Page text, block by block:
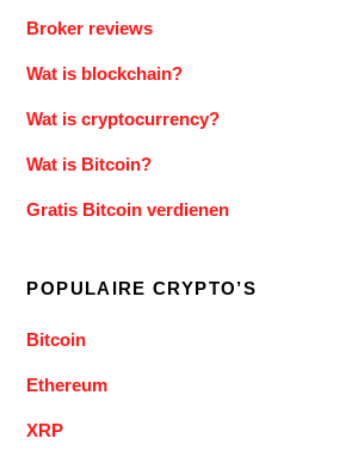
Broker reviews
Wat is blockchain?
Wat is cryptocurrency?
Wat is Bitcoin?
Gratis Bitcoin verdienen
POPULAIRE CRYPTO’S
Bitcoin
Ethereum
XRP